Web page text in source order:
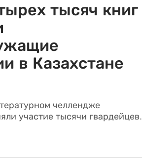
тысяч книг
в Казахстане
челлендже
участие тысячи гвардейцев.